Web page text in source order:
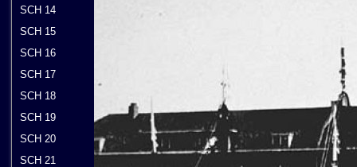
SCH 14
SCH 15
SCH 16
SCH 17
SCH 18
SCH 19
SCH 20
SCH 21